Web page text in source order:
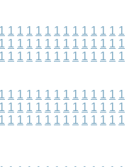
1 1 1 1 1 1 1 1 1 1 1 1 1 1
1 1 1 1 1 1 1 1 1 1 1 1 1 1
1 1 1 1 1 1 1 1 1 1 1 1 1 1
1 1 1 1 1 1 1 1 1 1 1 1 1 1
1 1 1 1 1 1 1 1 1 1 1 1 1 1
1 1 1 1 1 1 1 1 1 1 1 1 1 1